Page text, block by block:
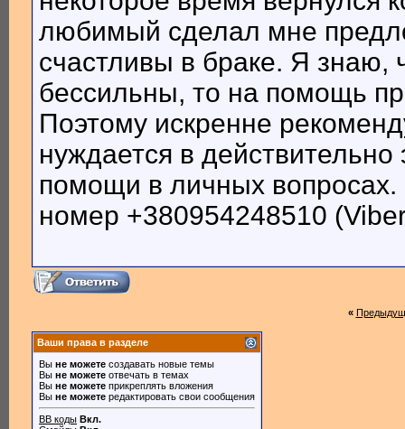
любимый сделал мне
счастливы в браке. Я знаю,
бессильны, то на помощь
Поэтому искренне
нуждается в
помощи в личных вопросах.
номер +380954248510
«
Ваши права в разделе
Вы не можете создавать новые темы
Вы не можете отвечать в темах
Вы не можете прикреплять вложения
Вы не можете редактировать свои сообщения
BB коды Вкл.